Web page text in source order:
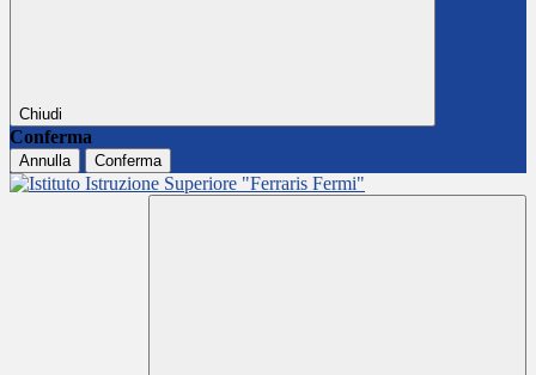
Chiudi
Conferma
Annulla Conferma